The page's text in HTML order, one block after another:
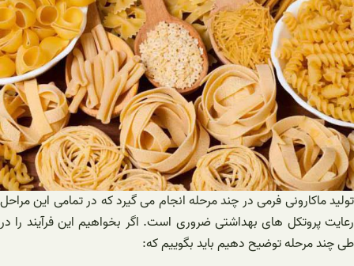
تولید ماکارونی فرمی در چند مرحله انجام می گیرد که در تمامی این مراحل
رعایت پروتکل های بهداشتی ضروری است. اگر بخواهیم این فرآیند را در
طی چند مرحله توضیح دهیم باید بگوییم که: